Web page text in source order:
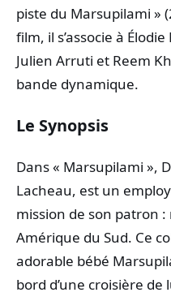
piste du Marsupilami »
film, il s’associe à
Julien Arruti et Reem
bande dynamique.
Le Synopsis
Dans « Marsupilami »,
Lacheau, est un
mission de son patron
Amérique du Sud. Ce
adorable bébé
bord d’une croisière de